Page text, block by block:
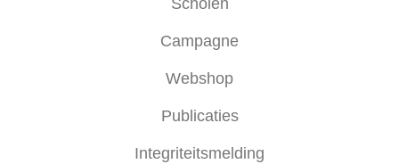
Scholen
Campagne
Webshop
Publicaties
Integriteitsmelding